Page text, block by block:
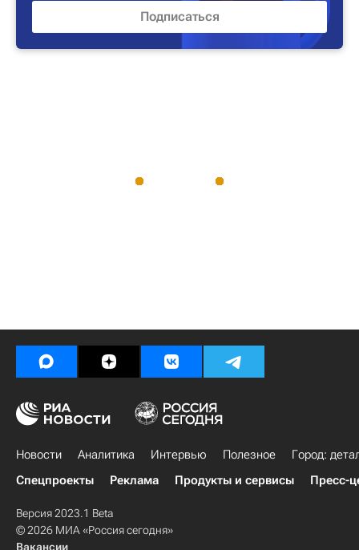
Новости Аналитика Интервью Полезное
Город:
Спецпроекты
Реклама Продукты и сервисы Пресс-
Версия 2023.1 Beta
© 2026 МИА «Россия сегодня»
Вакансии